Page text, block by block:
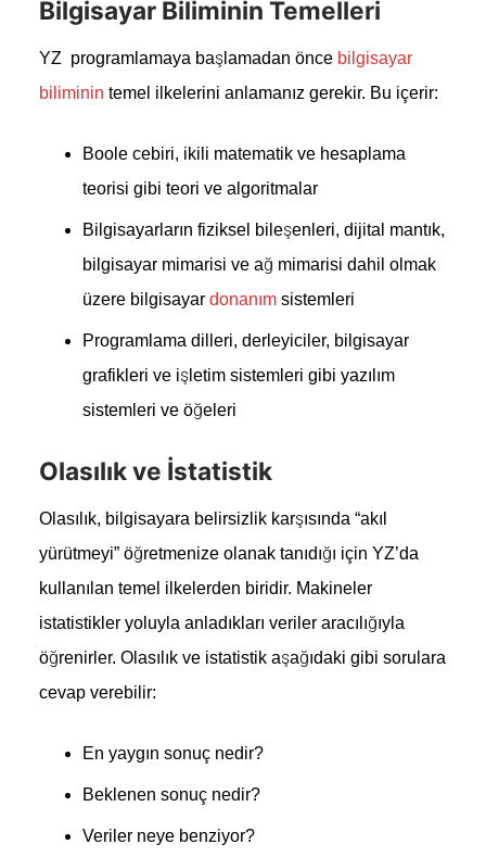
Bilgisayar Biliminin Temelleri
YZ programlamaya başlamadan önce bilgisayar
biliminin temel ilkelerini anlamanız gerekir. Bu içerir:
Boole cebiri, ikili matematik ve hesaplama
teorisi gibi teori ve algoritmalar
Bilgisayarların fiziksel bileşenleri, dijital mantık,
bilgisayar mimarisi ve ağ mimarisi dahil olmak
üzere bilgisayar donanım sistemleri
Programlama dilleri, derleyiciler, bilgisayar
grafikleri ve işletim sistemleri gibi yazılım
sistemleri ve öğeleri
Olasılık ve İstatistik
Olasılık, bilgisayara belirsizlik karşısında “akıl
yürütmeyi” öğretmenize olanak tanıdığı için YZ’da
kullanılan temel ilkelerden biridir. Makineler
istatistikler yoluyla anladıkları veriler aracılığıyla
öğrenirler. Olasılık ve istatistik aşağıdaki gibi sorulara
cevap verebilir:
En yaygın sonuç nedir?
Beklenen sonuç nedir?
Veriler neye benziyor?